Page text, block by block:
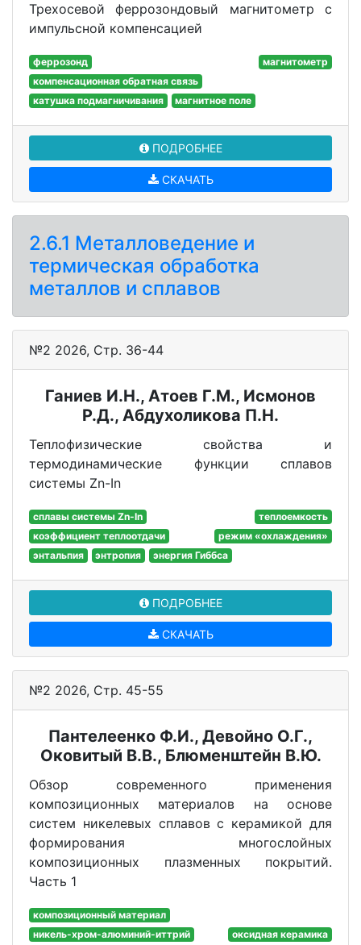
Трехосевой феррозондовый магнитометр с
импульсной компенсацией
феррозонд
магнитометр
компенсационная обратная связь
катушка подмагничивания
магнитное поле
ПОДРОБНЕЕ
СКАЧАТЬ
2.6.1 Металловедение и
термическая обработка
металлов и сплавов
№2 2026, Стр. 36-44
Ганиев И.Н., Атоев Г.М., Исмонов
Р.Д., Абдухоликова П.Н.
Теплофизические свойства и
термодинамические функции сплавов
системы Zn-In
сплавы системы Zn-In
теплоемкость
коэффициент теплоотдачи
режим «охлаждения»
энтальпия
энтропия энергия Гиббса
ПОДРОБНЕЕ
СКАЧАТЬ
№2 2026, Стр. 45-55
Пантелеенко Ф.И., Девойно О.Г.,
Оковитый В.В., Блюменштейн В.Ю.
Обзор современного применения
композиционных материалов на основе
систем никелевых сплавов с керамикой для
формирования многослойных
композиционных плазменных покрытий.
Часть 1
композиционный материал
никель-хром-алюминий-иттрий
оксидная керамика